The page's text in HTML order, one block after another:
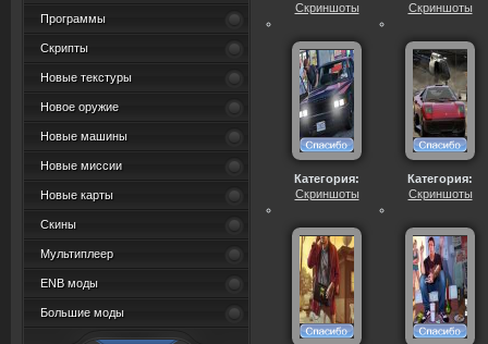
Программы
Скрипты
Новые текстуры
Новое оружие
Новые машины
Новые миссии
Новые карты
Скины
Мультиплеер
ENB моды
Большие моды
Скриншоты
Скриншоты
Категория:
Скриншоты
Категория:
Скриншоты